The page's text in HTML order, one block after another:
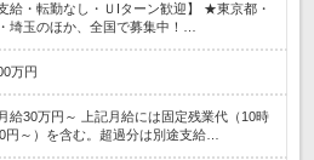
給・転勤なし・ＵIターン歓迎】 ★東京都・
埼玉のほか、全国で募集中！…
万円
給30万円～ 上記月給には固定残業代（10時
円～）を含む。超過分は別途支給…